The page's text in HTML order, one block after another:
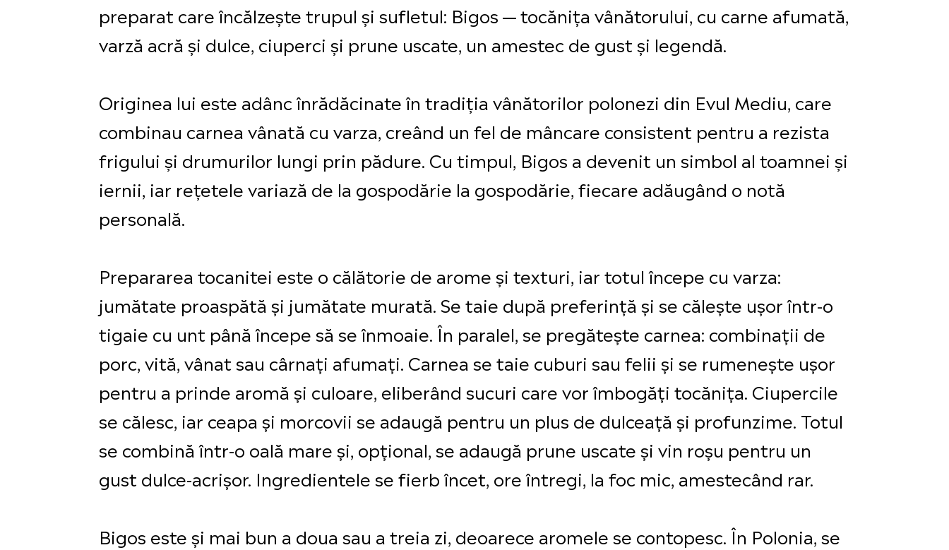
preparat care încălzește trupul și sufletul: Bigos — tocănița vânătorului, cu carne afumată,
varză acră și dulce, ciuperci și prune uscate, un amestec de gust și legendă.
Originea lui este adânc înrădăcinate în tradiția vânătorilor polonezi din Evul Mediu, care
combinau carnea vânată cu varza, creând un fel de mâncare consistent pentru a rezista
frigului și drumurilor lungi prin pădure. Cu timpul, Bigos a devenit un simbol al toamnei și
iernii, iar rețetele variază de la gospodărie la gospodărie, fiecare adăugând o notă
personală.
Prepararea tocanitei este o călătorie de arome și texturi, iar totul începe cu varza:
jumătate proaspătă și jumătate murată. Se taie după preferință și se călește ușor într-o
tigaie cu unt până începe să se înmoaie. În paralel, se pregătește carnea: combinații de
porc, vită, vânat sau cârnați afumați. Carnea se taie cuburi sau felii și se rumenește ușor
pentru a prinde aromă și culoare, eliberând sucuri care vor îmbogăți tocănița. Ciupercile
se călesc, iar ceapa și morcovii se adaugă pentru un plus de dulceață și profunzime. Totul
se combină într-o oală mare și, opțional, se adaugă prune uscate și vin roșu pentru un
gust dulce-acrișor. Ingredientele se fierb încet, ore întregi, la foc mic, amestecând rar.
Bigos este și mai bun a doua sau a treia zi, deoarece aromele se contopesc. În Polonia, se